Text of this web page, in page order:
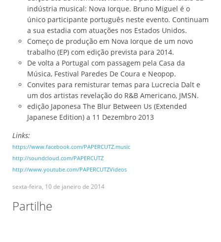
indústria musical: Nova Iorque. Bruno Miguel é o
único participante português neste evento. Continuam
a sua estadia com atuações nos Estados Unidos.
Começo de produção em Nova Iorque de um novo
trabalho (EP) com edição prevista para 2014.
De volta a Portugal com passagem pela Casa da
Música, Festival Paredes De Coura e Neopop.
Convites para remisturar temas para Lucrecia Dalt e
um dos artistas revelação do R&B Americano, JMSN.
edição Japonesa The Blur Between Us (Extended
Japanese Edition) a 11 Dezembro 2013
Links:
https://www.facebook.com/PAPERCUTZ.music
http://soundcloud.com/PAPERCUTZ
http://www.youtube.com/PAPERCUTZVideos
sexta-feira, 10 de janeiro de 2014
Partilhe